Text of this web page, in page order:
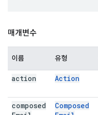
매개변수
이름 유형
action Action
composed
Composed